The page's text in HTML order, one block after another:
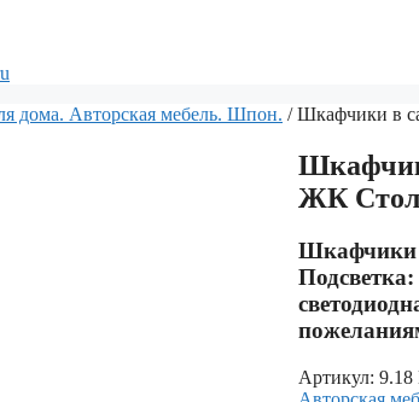
дома. Авторская мебель. Шпон. / Шкафчики в
ЖК
Шкафчики
Артикул:9.18